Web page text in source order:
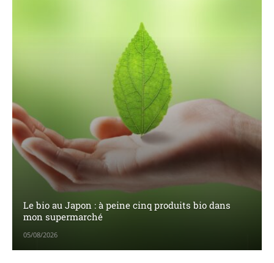
Le bio au Japon : à peine cinq produits bio dans
mon supermarché
05/08/2026